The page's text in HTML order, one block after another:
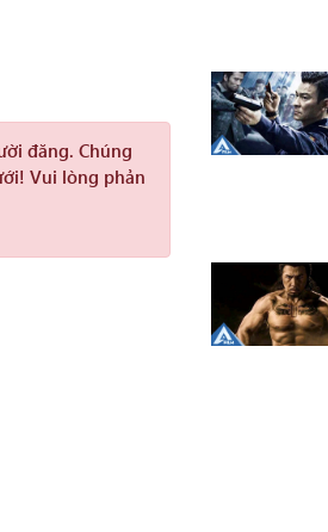
đăng. Chúng
Vui lòng phản